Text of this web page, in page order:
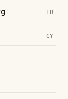
LU
CY